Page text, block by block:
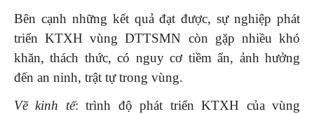
Bên cạnh những kết quả đạt được, sự nghiệp phát
triển KTXH vùng DTTSMN còn gặp nhiều khó
khăn, thách thức, có nguy cơ tiềm ẩn, ảnh hưởng
đến an ninh, trật tự trong vùng.
Về kinh tế: trình độ phát triển KTXH của vùng